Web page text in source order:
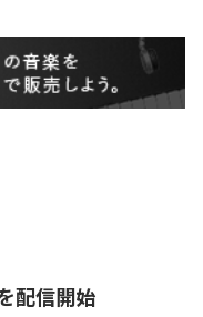
配信開始